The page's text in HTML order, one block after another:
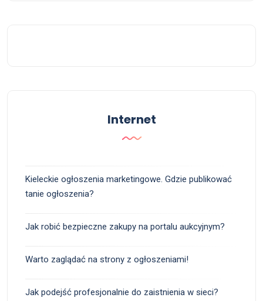
Internet
Kieleckie ogłoszenia marketingowe. Gdzie publikować
tanie ogłoszenia?
Jak robić bezpieczne zakupy na portalu aukcyjnym?
Warto zaglądać na strony z ogłoszeniami!
Jak podejść profesjonalnie do zaistnienia w sieci?